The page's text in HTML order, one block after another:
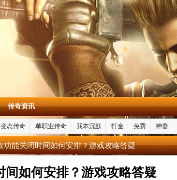
传奇资讯
变态传奇 单职业传奇 我本沉默 打金 免费 神器
能关闭时间如何安排？游戏攻略答疑
如何安排？游戏攻略答疑